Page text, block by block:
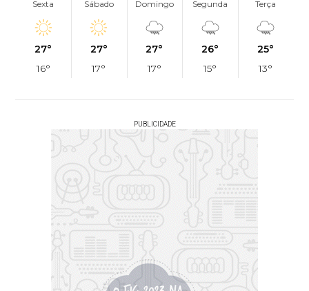
Sexta
27°
16°
Sábado
27°
17°
Domingo
27°
17°
Segunda
26°
15°
Terça
25°
13°
PUBLICIDADE